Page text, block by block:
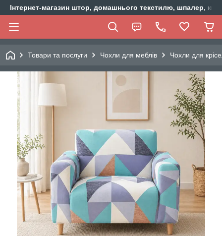
Інтернет-магазин штор, домашнього текстилю, шпалер,
Товари та послуги Чохли для меблів Чохли для